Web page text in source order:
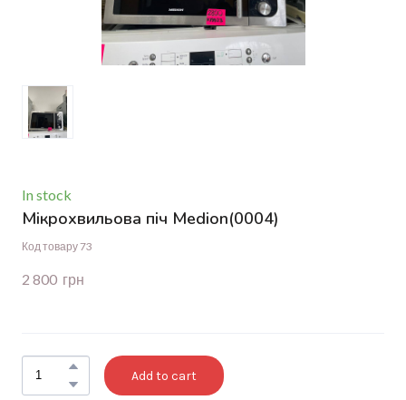
In stock
Мікрохвильова піч Medion(0004)
Код товару 73
2 800  грн
Add to cart